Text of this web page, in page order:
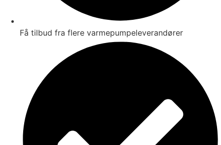
Få tilbud fra flere varmepumpeleverandører